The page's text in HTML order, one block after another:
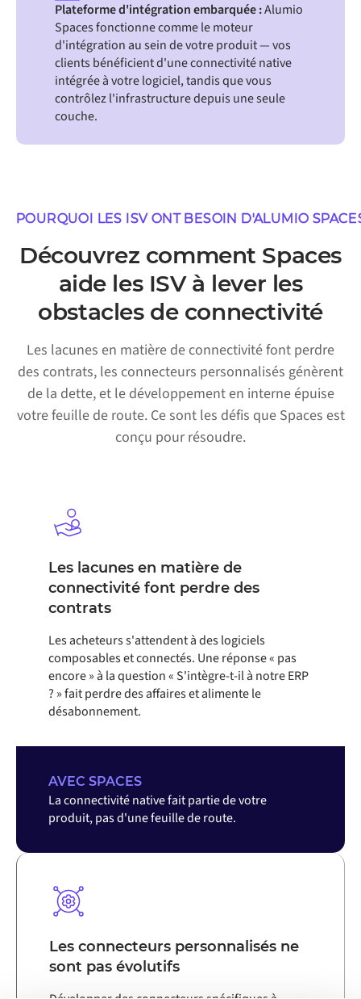
Plateforme d'intégration embarquée :Alumio
Spaces fonctionne comme le moteur
d'intégration au sein de votre produit — vos
clients bénéficient d'une connectivité native
intégrée à votre logiciel, tandis que vous
contrôlez l'infrastructure depuis une seule
couche.
POURQUOI LES ISV ONT BESOIN D'ALUMIO
Découvrez comment Spaces
aide les ISV à lever les
obstacles de connectivité
Les lacunes en matière de connectivité font perdre
des contrats, les connecteurs personnalisés génèrent
de la dette, et le développement en interne épuise
votre feuille de route. Ce sont les défis que Spaces est
conçu pour résoudre.
Les lacunes en matière de
connectivité font perdre des
contrats
Les acheteurs s'attendent à des logiciels
composables et connectés. Une réponse « pas
encore » à la question « S'intègre-t-il à notre ERP
? » fait perdre des affaires et alimente le
désabonnement.
AVEC SPACES
La connectivité native fait partie de votre
produit, pas d'une feuille de route.
Les connecteurs personnalisés ne
sont pas évolutifs